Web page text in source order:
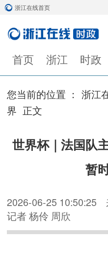
浙江在线首页
首页 浙江 时政
您当前的位置 ： 浙江
界 正文
世界杯｜法国队
暂
2026-06-25 10:50:25
记者 杨伶 周欣